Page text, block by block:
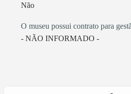
Não
O museu possui contrato para
- NÃO INFORMADO -